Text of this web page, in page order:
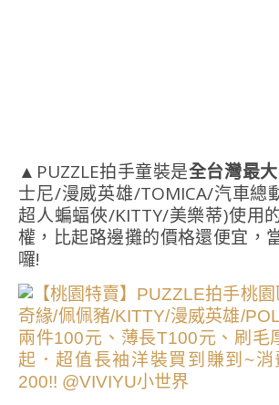
▲PUZZLE拍手童裝是全台灣最
士尼/漫威英雄/TOMICA/汽車總
超人蝙蝠俠/KITTY/美樂蒂)使用
權，比起路邊攤的價格還便宜，
囉!